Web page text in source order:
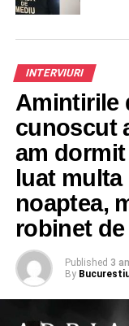
INTERVIURI
Amintirile
cunoscut
am
luat multa
noaptea,
robinet
Published 3
By